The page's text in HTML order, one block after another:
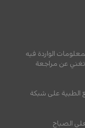
الواردة فيه
عن مراجعة
الطبية على شبكة
الصباح